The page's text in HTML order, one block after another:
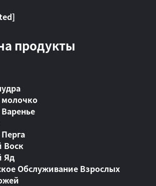
продукты
Воск
Яд
Обслуживание Взрослых